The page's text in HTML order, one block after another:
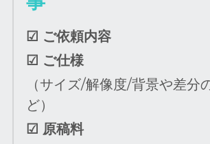
☑ ご依頼内容
☑ ご仕様
（サイズ/解像度/背景や差分
ど）
☑ 原稿料